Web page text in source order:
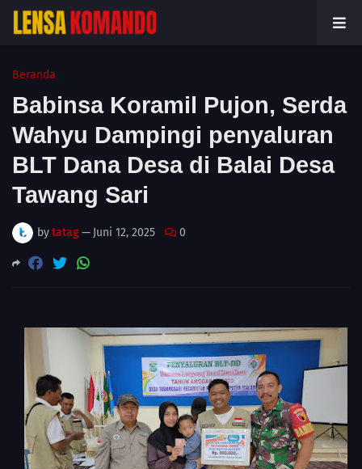
Beranda
Babinsa Koramil Pujon, Serda
Wahyu Dampingi penyaluran
BLT Dana Desa di Balai Desa
Tawang Sari
bytatag— Juni 12, 2025 0